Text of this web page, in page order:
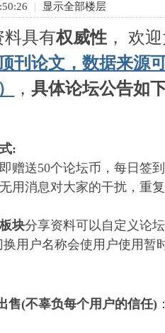
| 显示全部楼层
料具有权威性 ， 欢
刊论文，数据来源
，具体论坛公告如
:
赠送50个论坛币 ，每日签
消息对大家的干扰，重
块分享资料可以自定义论
户名称会使用户使用暂
售(不辜负每个用户的信任) ：